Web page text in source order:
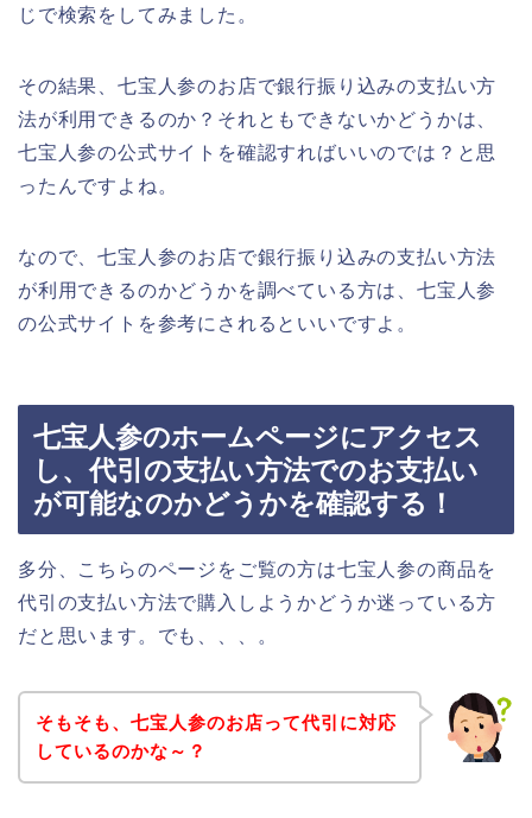
じで検索をしてみました。
その結果、七宝人参のお店で銀行振り込みの支払い方
法が利用できるのか？それともできないかどうかは、
七宝人参の公式サイトを確認すればいいのでは？と思
ったんですよね。
なので、七宝人参のお店で銀行振り込みの支払い方法
が利用できるのかどうかを調べている方は、七宝人参
の公式サイトを参考にされるといいですよ。
七宝人参のホームページにアクセス
し、代引の支払い方法でのお支払い
が可能なのかどうかを確認する！
多分、こちらのページをご覧の方は七宝人参の商品を
代引の支払い方法で購入しようかどうか迷っている方
だと思います。でも、、、。
そもそも、七宝人参のお店って代引に対応
しているのかな～？